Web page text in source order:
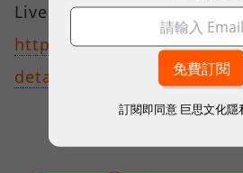
Live Gamer DUO (GC570D)
https://
detail/GC570D
訂閱即同意 巨思文化隱